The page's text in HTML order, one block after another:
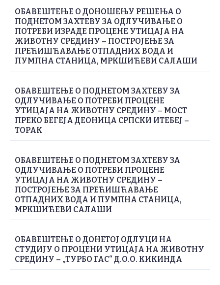
ОБАВЕШТЕЊЕ О ДОНОШЕЊУ РЕШЕЊА О
ПОДНЕТОМ ЗАХТЕВУ ЗА ОДЛУЧИВАЊЕ О
ПОТРЕБИ ИЗРАДЕ ПРОЦЕНЕ УТИЦАЈА НА
ЖИВОТНУ СРЕДИНУ – ПОСТРОЈЕЊЕ ЗА
ПРЕЋИШЋАВАЊЕ ОТПАДНИХ ВОДА И
ПУМПНА СТАНИЦА, МРКШИЋЕВИ САЛАШИ
ОБАВЕШТЕЊЕ О ПОДНЕТОМ ЗАХТЕВУ ЗА
ОДЛУЧИВАЊЕ О ПОТРЕБИ ПРОЦЕНЕ
УТИЦАЈА НА ЖИВОТНУ СРЕДИНУ – МОСТ
ПРЕКО БЕГЕЈА ДЕОНИЦА СРПСКИ ИТЕБЕЈ –
ТОРАК
ОБАВЕШТЕЊЕ О ПОДНЕТОМ ЗАХТЕВУ ЗА
ОДЛУЧИВАЊЕ О ПОТРЕБИ ПРОЦЕНЕ
УТИЦАЈА НА ЖИВОТНУ СРЕДИНУ –
ПОСТРОЈЕЊЕ ЗА ПРЕЋИШЋАВАЊЕ
ОТПАДНИХ ВОДА И ПУМПНА СТАНИЦА,
МРКШИЋЕВИ САЛАШИ
ОБАВЕШТЕЊЕ О ДОНЕТОЈ ОДЛУЦИ НА
СТУДИЈУ О ПРОЦЕНИ УТИЦАЈА НА ЖИВОТНУ
СРЕДИНУ – „ТУРБО ГАС“ Д.О.О. КИКИНДА